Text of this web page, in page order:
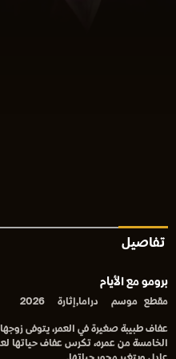
تفاصيل
برومو مع الأيام
مقطع موسم دراما,إثارة 2026
عفاف طبيبة صغيرة في العمر، يتوفى زوجها
الخامسة من عمره، تكرس عفاف حياتها